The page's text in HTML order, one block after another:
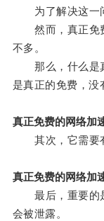
为了解决这一问
然而，真正免费
不多。
那么，什么是真
是真正的免费，没
真正免费的网络加
其次，它需要有
真正免费的网络加
最后，重要的是
会被泄露。